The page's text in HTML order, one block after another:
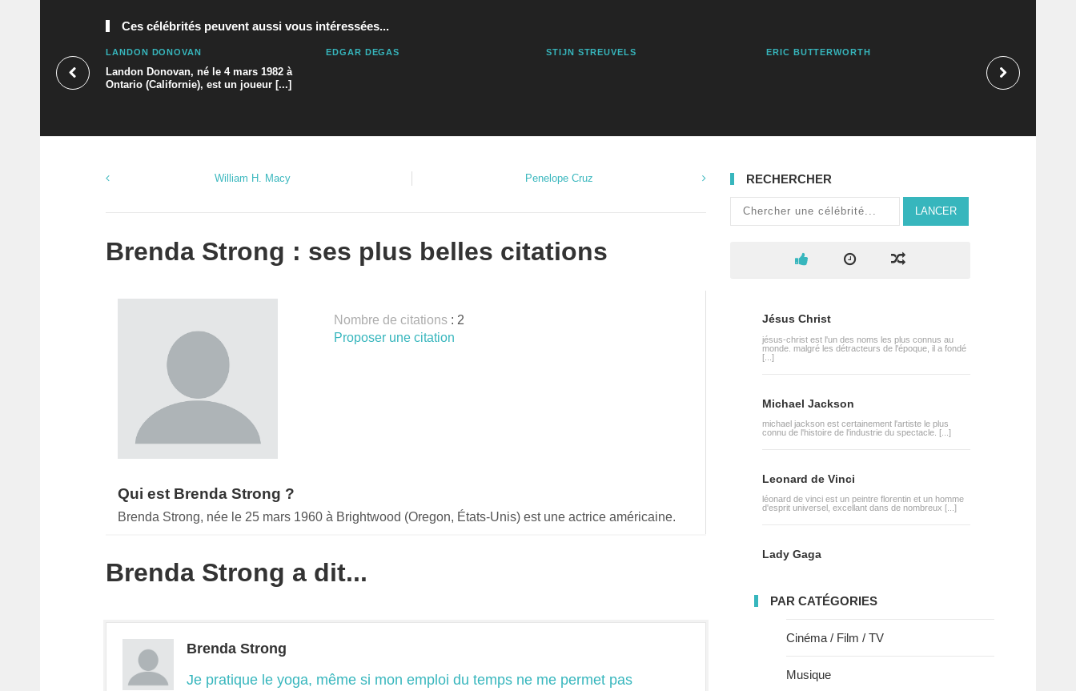
Ces célébrités peuvent aussi vous intéressées...
LANDON DONOVAN
Landon Donovan, né le 4 mars 1982 à
Ontario (Californie), est un joueur [...]
EDGAR DEGAS STIJN STREUVELS ERIC BUTTERWORTH
William H. Macy Penelope Cruz
Brenda Strong : ses plus belles citations
Nombre de citations : 2
Proposer une citation
Qui est Brenda Strong ?
Brenda Strong, née le 25 mars 1960 à Brightwood (Oregon, États-Unis) est une actrice américaine.
Brenda Strong a dit...
Brenda Strong
Je pratique le yoga, même si mon emploi du temps ne me permet pas
RECHERCHER
LANCER
Jésus Christ
jésus-christ est l'un des noms les plus connus au
monde. malgré les détracteurs de l'époque, il a fondé
[...]
Michael Jackson
michael jackson est certainement l'artiste le plus
connu de l'histoire de l'industrie du spectacle. [...]
Leonard de Vinci
léonard de vinci est un peintre florentin et un homme
d'esprit universel, excellant dans de nombreux [...]
Lady Gaga
PAR CATÉGORIES
Cinéma / Film / TV
Musique